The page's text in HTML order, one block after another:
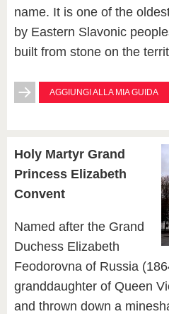
name. It is one of the
by Eastern Slavonic
built from stone on the
AGGIUNGI ALLA MIA GUIDA
Holy Martyr Grand
Princess Elizabeth
Convent
Named after the Grand
Duchess Elizabeth
Feodorovna of Russia
granddaughter of Queen
and thrown down a